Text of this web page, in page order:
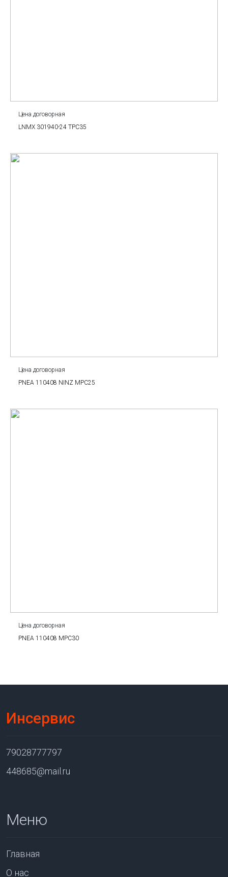
Цена договорная
LNMX 301940-24 TPC35
Цена договорная
PNEA 110408 NINZ MPC25
Цена договорная
PNEA 110408 MPC30
Инсервис
79028777797
448685@mail.ru
Меню
Главная
О нас